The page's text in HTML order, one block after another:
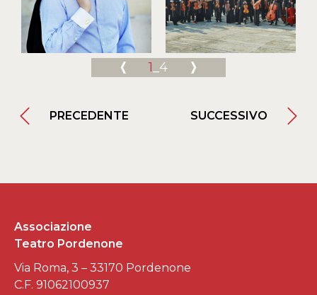
1 _4
PRECEDENTE SUCCESSIVO
Associazione
Teatro Pordenone
Via Roma, 3 – 33170 Pordenone
C.F. 91062100937